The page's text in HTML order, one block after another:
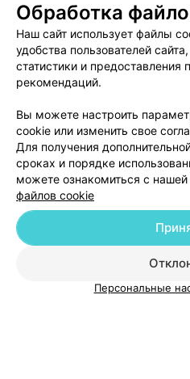
бы таких специалистов.
Добавить
О проекте Новости
Медицинский маркетинг
Пользовательское
Обработка
Наш сайт использует файлы
удобства пользователей
статистики и предоставления
рекомендаций.
Вы можете настроить
cookie или изменить свое
Для получения
сроках и порядке
можете ознакомиться с нашей
файлов cookie
Персональные